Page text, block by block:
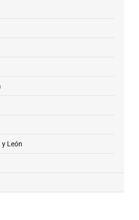
y León